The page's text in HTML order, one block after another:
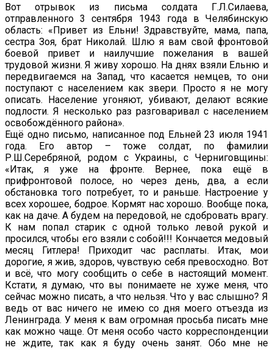
Вот отрывок из письма солдата Г.Л.Силаева,
отправленного 3 сентября 1943 года в Челябинскую
область: «Привет из Ельни! Здравствуйте, мама, папа,
сестра Зоя, брат Николай. Шлю я вам свой фронтовой
боевой привет и наилучшие пожелания в вашей
трудовой жизни. Я живу хорошо. На днях взяли Ельню и
передвигаемся на Запад, что касается немцев, то они
поступают с населением как звери. Просто я не могу
описать. Население угоняют, убивают, делают всякие
подлости. Я несколько раз разговаривал с населением
освобождённого района».
Ещё одно письмо, написанное под Ельней 23 июля 1941
года. Его автор – тоже солдат, по фамилии
Р.Ш.Серебряной, родом с Украины, с Черниговщины:
«Итак, я уже на фронте. Вернее, пока ещё в
прифронтовой полосе, но через день, два, а если
обстановка того потребует, то и раньше. Настроение у
всех хорошее, бодрое. Кормят нас хорошо. Вообще пока,
как на даче. А будем на передовой, не сдобровать врагу.
К нам попал старик с одной только левой рукой и
просился, чтобы его взяли с собой!!! Кончается медовый
месяц Гитлера! Приходит час расплаты. Итак, мои
дорогие, я жив, здоров, чувствую себя превосходно. Вот
и всё, что могу сообщить о себе в настоящий момент.
Кстати, я думаю, что вы понимаете не хуже меня, что
сейчас можно писать, а что нельзя. Что у вас слышно? Я
ведь от вас ничего не имею со дня моего отъезда из
Ленинграда. У меня к вам огромная просьба писать мне
как можно чаще. От меня особо часто корреспонденции
не ждите, так как я буду очень занят. Обо мне не